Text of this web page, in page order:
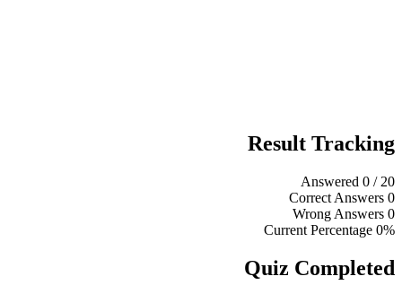
Result Tracking
Answered 0/ 20
Correct Answers 0
Wrong Answers 0
Current Percentage 0%
Quiz Completed